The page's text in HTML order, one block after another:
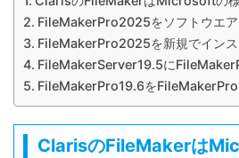
FileMakerPro2025をソフトウエア
FileMakerPro2025を新規でインス
FileMakerServer19.5に
FileMakerPro19.6を
ClarisのFileMakerは